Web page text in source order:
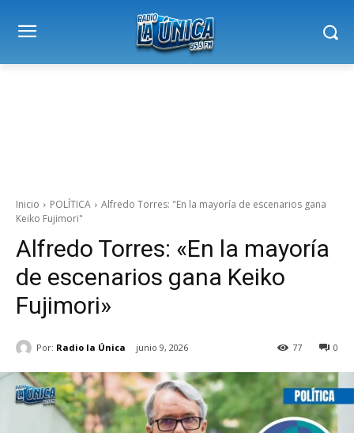
Inicio POLÍTICA
Alfredo Torres: "En la mayoría de escenarios gana
Keiko Fujimori"
Alfredo Torres: «En la mayoría
de escenarios gana Keiko
Fujimori»
Por: Radio la Única junio 9, 2026 0
77